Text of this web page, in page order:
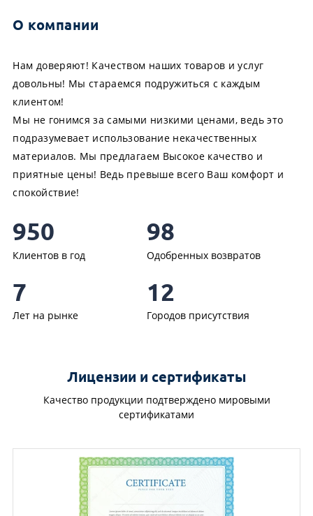
О компании
Нам доверяют! Качеством наших товаров и услуг
довольны! Мы стараемся подружиться с каждым
клиентом!
Мы не гонимся за самыми низкими ценами, ведь это
подразумевает использование некачественных
материалов. Мы предлагаем Высокое качество и
приятные цены! Ведь превыше всего Ваш комфорт и
спокойствие!
950
Клиентов в год
98
Одобренных возвратов
7
Лет на рынке
12
Городов присутствия
Лицензии и сертификаты
Качество продукции подтверждено мировыми
сертификатами